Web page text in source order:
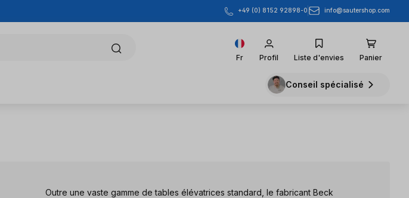
+49 (0) 8152 92898-0 info@sautershop.com
Fr Profil Liste d'envies Panier
Conseil spécialisé
Outre une vaste gamme de tables élévatrices standard, le fabricant Beck